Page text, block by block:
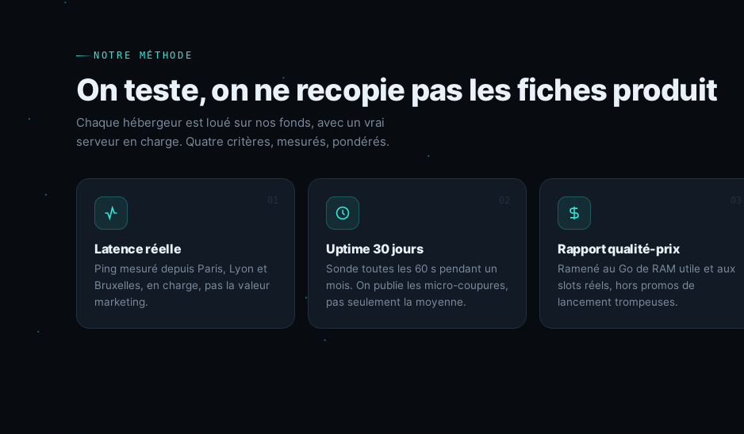
NOTRE MÉTHODE
On teste, on ne recopie pas les fiches produit
Chaque hébergeur est loué sur nos fonds, avec un vrai
serveur en charge. Quatre critères, mesurés, pondérés.
01
Latence réelle
Ping mesuré depuis Paris, Lyon et
Bruxelles, en charge, pas la valeur
marketing.
02
Uptime 30 jours
Sonde toutes les 60 s pendant un
mois. On publie les micro-coupures,
pas seulement la moyenne.
03
Rapport qualité-prix
Ramené au Go de RAM utile et aux
slots réels, hors promos de
lancement trompeuses.